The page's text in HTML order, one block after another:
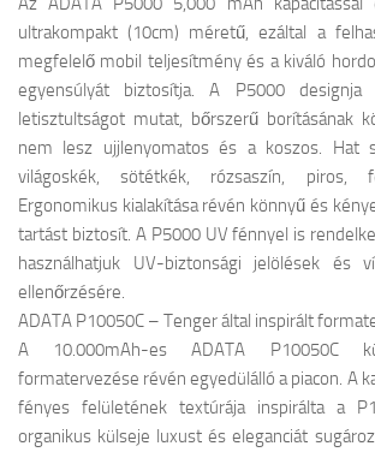
ultrakompakt (10cm) méretű, ezáltal a
megfelelő mobil teljesítmény és a kiváló
egyensúlyát biztosítja. A P5000 designja
letisztultságot mutat, bőrszerű borításának
nem lesz ujjlenyomatos és a koszos. Hat
világoskék, sötétkék, rózsaszín,
Ergonomikus kialakítása révén könnyű és
tartást biztosít. A P5000 UV fénnyel is
használhatjuk UV-biztonsági jelölések és
ellenőrzésére.
ADATA P10050C – Tenger által inspirált
A 10.000mAh-es ADATA P10050C
formatervezése révén egyedülálló a piacon. A
fényes felületének textúrája inspirálta a
organikus külseje luxust és eleganciát